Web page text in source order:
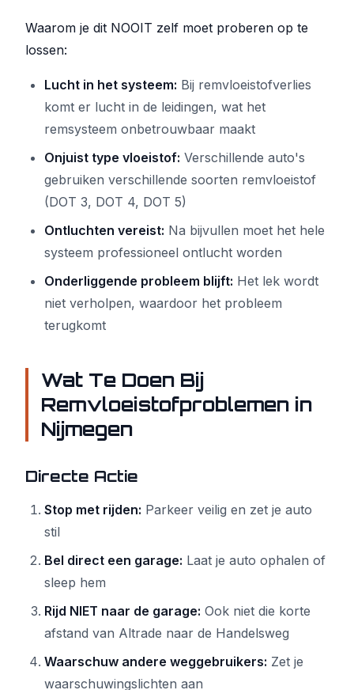
Waarom je dit NOOIT zelf moet proberen op te
lossen:
Lucht in het systeem: Bij remvloeistofverlies
komt er lucht in de leidingen, wat het
remsysteem onbetrouwbaar maakt
Onjuist type vloeistof: Verschillende auto's
gebruiken verschillende soorten remvloeistof
(DOT 3, DOT 4, DOT 5)
Ontluchten vereist: Na bijvullen moet het hele
systeem professioneel ontlucht worden
Onderliggende probleem blijft: Het lek wordt
niet verholpen, waardoor het probleem
terugkomt
Wat Te Doen Bij
Remvloeistofproblemen in
Nijmegen
Directe Actie
Stop met rijden: Parkeer veilig en zet je auto
stil
Bel direct een garage: Laat je auto ophalen of
sleep hem
Rijd NIET naar de garage: Ook niet die korte
afstand van Altrade naar de Handelsweg
Waarschuw andere weggebruikers: Zet je
waarschuwingslichten aan